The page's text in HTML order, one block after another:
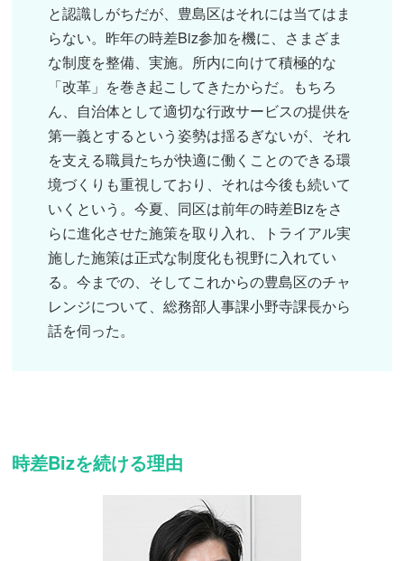
と認識しがちだが、豊島区はそれには当てはま
らない。昨年の時差Biz参加を機に、さまざま
な制度を整備、実施。所内に向けて積極的な
「改革」を巻き起こしてきたからだ。もちろ
ん、自治体として適切な行政サービスの提供を
第一義とするという姿勢は揺るぎないが、それ
を支える職員たちが快適に働くことのできる環
境づくりも重視しており、それは今後も続いて
いくという。今夏、同区は前年の時差Bizをさ
らに進化させた施策を取り入れ、トライアル実
施した施策は正式な制度化も視野に入れてい
る。今までの、そしてこれからの豊島区のチャ
レンジについて、総務部人事課小野寺課長から
話を伺った。
時差Bizを続ける理由